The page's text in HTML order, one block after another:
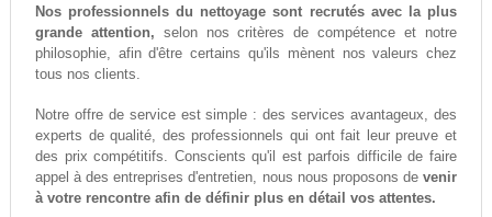
Nos professionnels du nettoyage sont recrutés avec la plus
grande attention, selon nos critères de compétence et notre
philosophie, afin d'être certains qu'ils mènent nos valeurs chez
tous nos clients.
Notre offre de service est simple : des services avantageux, des
experts de qualité, des professionnels qui ont fait leur preuve et
des prix compétitifs. Conscients qu'il est parfois difficile de faire
appel à des entreprises d'entretien, nous nous proposons devenir
à votre rencontre afin de définir plus en détail vos attentes.